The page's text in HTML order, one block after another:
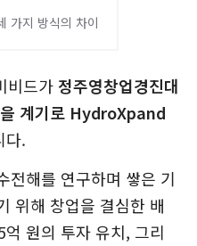
가지 방식의 차이
비드가 정주영창업경진대
계기로 HydroXpand
다.
전해를 연구하며 쌓은 기
위해 창업을 결심한 배
원의 투자 유치, 그리